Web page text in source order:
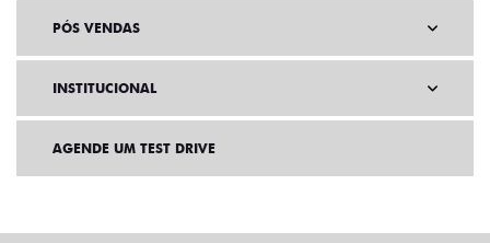
PÓS VENDAS
INSTITUCIONAL
AGENDE UM TEST DRIVE